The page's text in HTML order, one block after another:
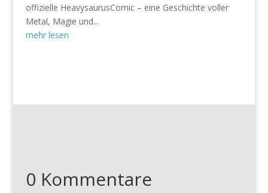
offizielle HeavysaurusComic – eine Geschichte voller
Metal, Magie und...
mehr lesen
0 Kommentare